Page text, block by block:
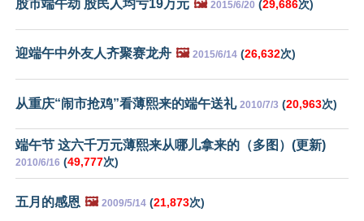
股市端午劫 股民人均亏19万元 🖼️ 2015/6/20 (29,686次)
迎端午中外友人齐聚赛龙舟 🖼️ 2015/6/14 (26,632次)
从重庆“闹市抢鸡”看薄熙来的端午送礼 2010/7/3 (20,963次)
端午节 这六千万元薄熙来从哪儿拿来的（多图）(更新)
2010/6/16 (49,777次)
五月的感恩 🖼️ 2009/5/14 (21,873次)